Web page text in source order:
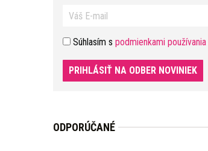
Súhlasím s podmienkami používania
PRIHLÁSIŤ NA ODBER NOVINIEK
ODPORÚČANÉ